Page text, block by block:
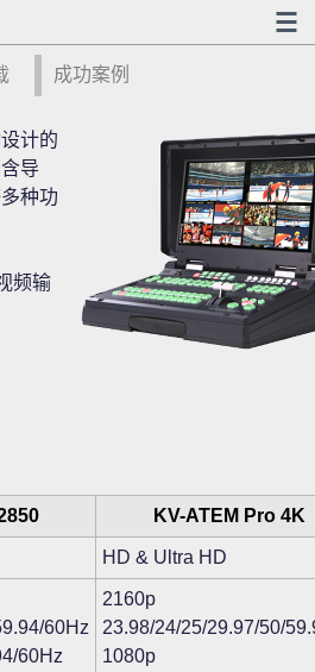
成功案例
计的
导
种功
频输
KV-ATEM Pro 4K
HD & Ultra HD
60Hz
60Hz
2160p
23.98/24/25/29.97/50/
1080p